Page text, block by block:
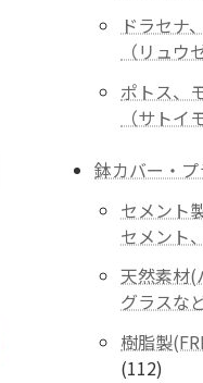
ドラセナ
（リュウ
ポトス、
（サトイ
鉢カバー・
セメント
セメント
天然素材(
グラスな
樹脂製
112112